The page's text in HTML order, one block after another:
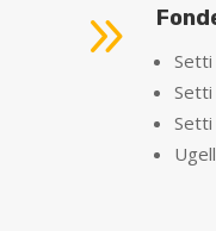
9
Setti
Setti
Setti